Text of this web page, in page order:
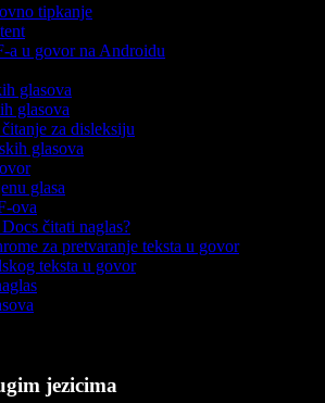
tipkanje
a u govor na Androidu
glasova
glasova
za disleksiju
glasova
glasa
ova
čitati naglas?
za pretvaranje teksta u govor
teksta u govor
jezicima